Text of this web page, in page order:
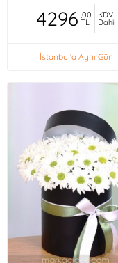
4296 ,00
TL
KDV
Dahil
İstanbul'a Aynı Gün